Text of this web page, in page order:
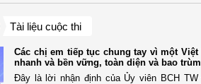
Tài liệu cuộc thi
Các chị em tiếp tục chung tay vì một Việt
nhanh và bền vững, toàn diện và bao trùm
Đây là lời nhận định của Ủy viên BCH TW